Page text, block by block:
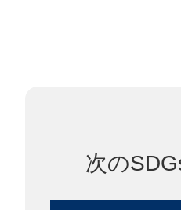
次の